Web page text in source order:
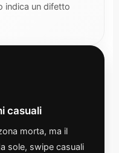
indica un difetto
casuali
morta, ma il
sole, swipe casuali